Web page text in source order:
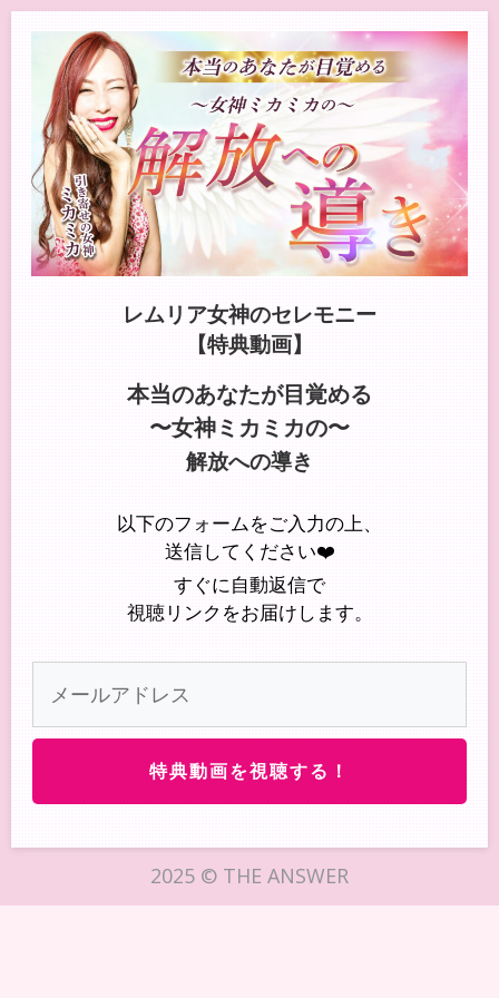
レムリア女神のセレモニー
【特典動画】
本当のあなたが目覚める
〜女神ミカミカの〜
解放への導き
以下のフォームをご入力の上、
送信してください❤️
すぐに自動返信で
視聴リンクをお届けします。
特典動画を視聴する！
2025 © THE ANSWER